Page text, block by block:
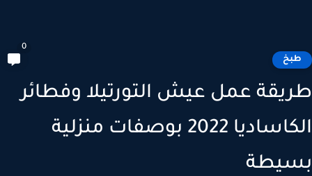
عمل عيش التورتيلا وفطائر
الكاساديا 2022 بوصفات منزلية